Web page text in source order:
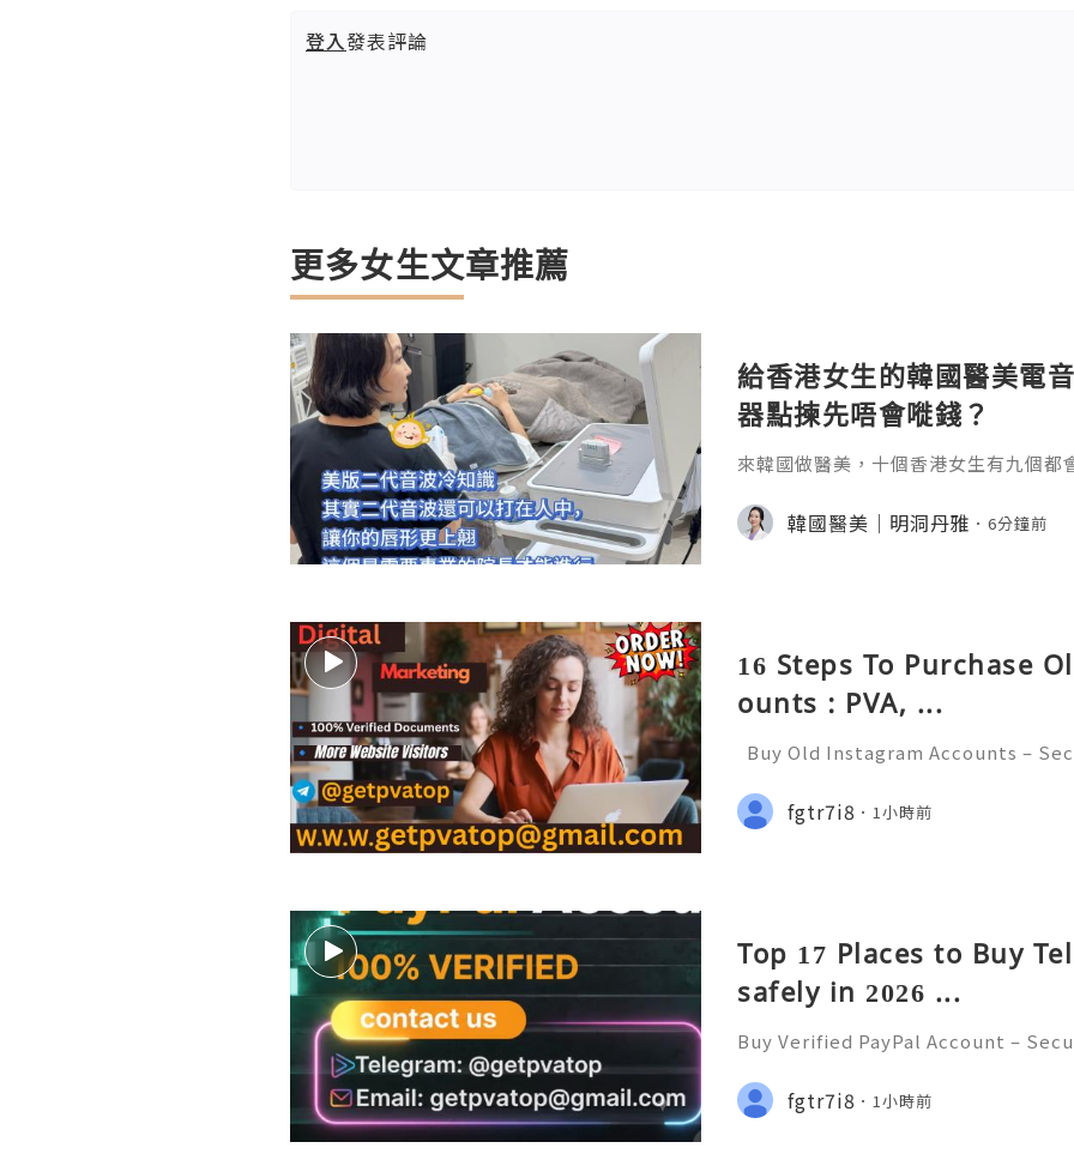
登入發表評論
更多女生文章推薦
給香港女生的韓國醫美電
器點揀先唔會嘥錢？
來韓國做醫美，十個香港女生有九個
mage、Ultherapy、OligioX、
其實揀錯，輕則冇效果，重則塊面凹陷
韓國醫美｜明洞丹雅 6分鐘前
16 Steps To Purchase
ounts : PVA, ...
Buy Old Instagram Accounts –
INSTANT REPLY GUARANTEED
etpvatop ⚡️📢👤🔔 Telegram
fgtr7i8 1小時前
Top 17 Places to Buy
safely in 2026 ...
Buy Verified PayPal Account –
INSTANT REPLY GUARANTEED
etpvatop ⚡️📢👤🔔 Telegram
fgtr7i8 1小時前